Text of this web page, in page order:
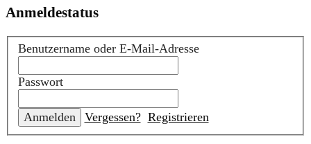
Anmeldestatus
Benutzername oder E-Mail-Adresse
Passwort
Vergessen? Registrieren